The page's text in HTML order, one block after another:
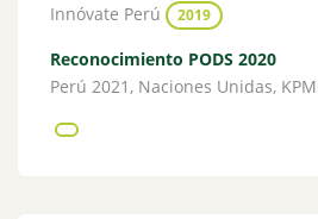
Innóvate Perú
2019
Reconocimiento PODS 2020
Perú 2021, Naciones Unidas,